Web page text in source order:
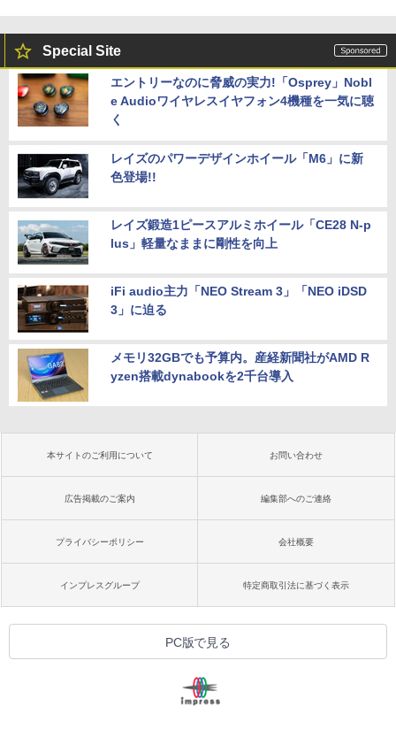
Special Site
エントリーなのに脅威の実力!「Osprey」Nobl
e Audioワイヤレスイヤフォン4機種を一気に聴
く
レイズのパワーデザインホイール「M6」に新
色登場!!
レイズ鍛造1ピースアルミホイール「CE28 N-p
lus」軽量なままに剛性を向上
iFi audio主力「NEO Stream 3」「NEO iDSD
3」に迫る
メモリ32GBでも予算内。産経新聞社がAMD R
yzen搭載dynabookを2千台導入
本サイトのご利用について お問い合わせ
広告掲載のご案内 編集部へのご連絡
プライバシーポリシー 会社概要
インプレスグループ 特定商取引法に基づく表示
PC版で見る